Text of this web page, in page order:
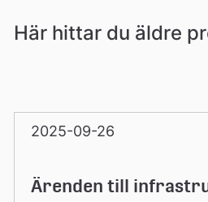
Här hittar du äldre
2025-09-26
Ärenden till